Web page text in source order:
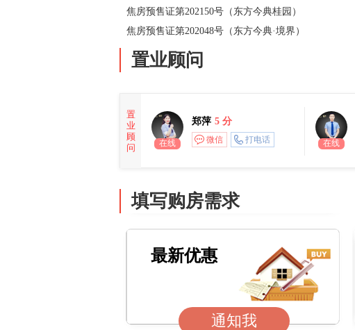
焦房预售证第202150号（东方今典桂园）
焦房预售证第202048号（东方今典·境界）
置业顾问
置
业
顾
问
在线
郑萍 5 分
微信 打电话 在线
填写购房需求
最新优惠
通知我